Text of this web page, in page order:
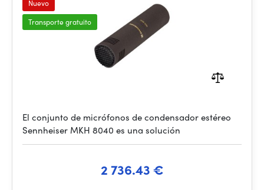
Nuevo
Transporte gratuito
El conjunto de micrófonos de condensador estéreo
Sennheiser MKH 8040 es una solución
2 736.43 €